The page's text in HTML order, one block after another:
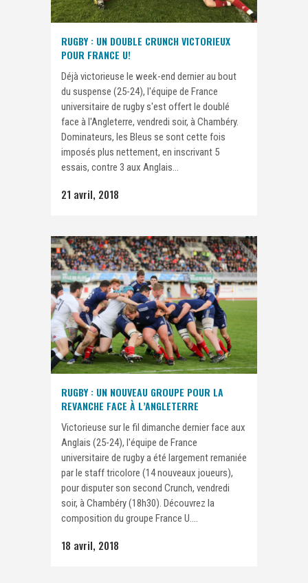
RUGBY : UN DOUBLE CRUNCH VICTORIEUX
POUR FRANCE U!
Déjà victorieuse le week-end dernier au bout
du suspense (25-24), l'équipe de France
universitaire de rugby s'est offert le doublé
face à l'Angleterre, vendredi soir, à Chambéry.
Dominateurs, les Bleus se sont cette fois
imposés plus nettement, en inscrivant 5
essais, contre 3 aux Anglais...
21 avril, 2018
RUGBY : UN NOUVEAU GROUPE POUR LA
REVANCHE FACE À L’ANGLETERRE
Victorieuse sur le fil dimanche dernier face aux
Anglais (25-24), l'équipe de France
universitaire de rugby a été largement remaniée
par le staff tricolore (14 nouveaux joueurs),
pour disputer son second Crunch, vendredi
soir, à Chambéry (18h30). Découvrez la
composition du groupe France U....
18 avril, 2018